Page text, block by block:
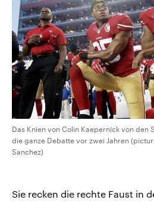
Das Knien von Colin Kaepernick von den
die ganze Debatte vor zwei Jahren
Sanchez)
Sie recken die rechte Faust in